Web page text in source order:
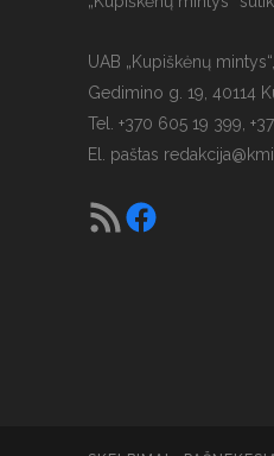
UAB „Kupiškėnų mintys“,
Gedimino g. 19, 40114
Tel. +370 605 19 399,
El. paštas